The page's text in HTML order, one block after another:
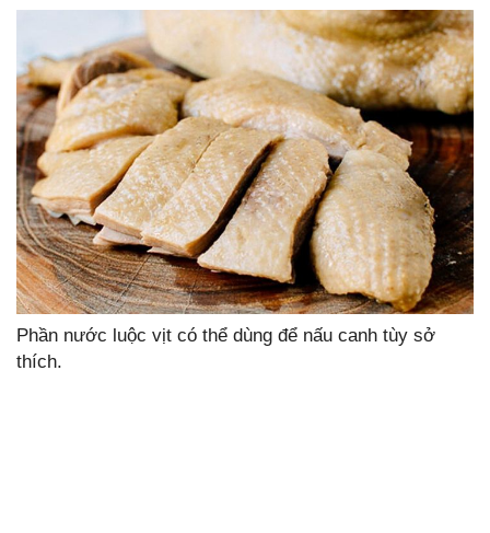
Phần nước luộc vịt có thể dùng để nấu canh tùy sở
thích.